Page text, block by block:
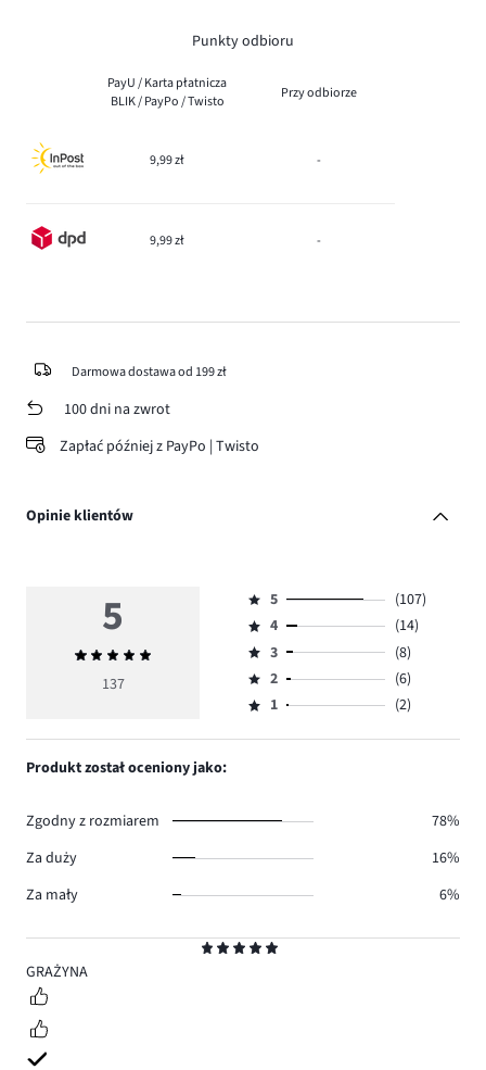
Punkty odbioru
PayU / Karta płatnicza
BLIK / PayPo / Twisto
Przy odbiorze
9,99 zł -
9,99 zł -
Darmowa dostawa od 199 zł
100 dni na zwrot
Zapłać później z PayPo | Twisto
Opinie klientów
5
GRAŻYNA
5
Średnia
ocena
137
Ocena
5,
ilość
głosów
107.
5
(107)
Ocena
4,
ilość
głosów
4
(14)
Ocena
3,
ilość
3
(8)
Ocena
2,
2
(6)
Ocena
1,
1 (2)
Produkt został oceniony jako:
Zgodny z rozmiarem
78%
Za duży
16%
Za mały
6%